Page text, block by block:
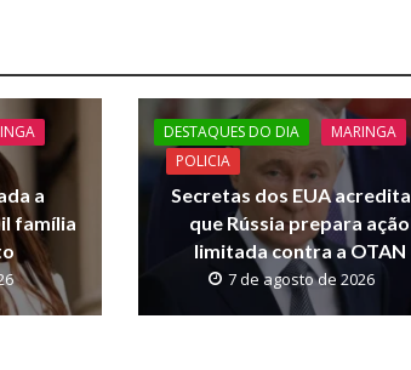
a
família
DESTAQUES DO DIA
MARINGA
POLICIA
Secretas dos EUA
que Rússia prepara ação
limitada contra a OTAN
7 de agosto de 2026